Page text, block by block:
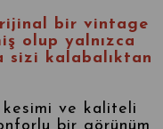
bir vintage
olup yalnızca
sizi kalabalıktan
kesimi ve kaliteli